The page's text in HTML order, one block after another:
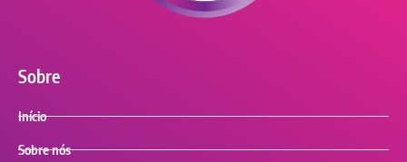
Sobre
Início
Sobre nós